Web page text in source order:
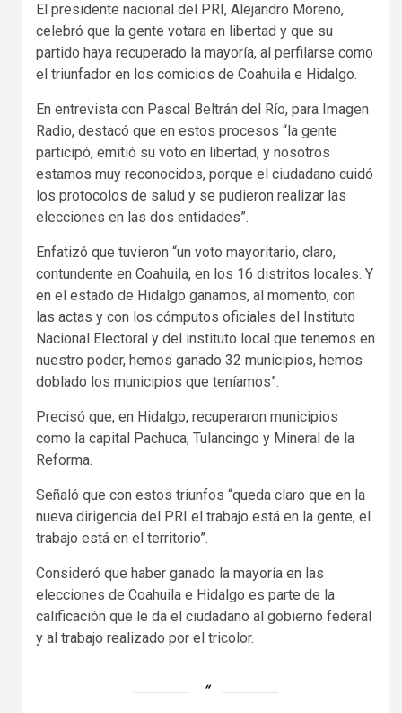
El presidente nacional del PRI, Alejandro Moreno,
celebró que la gente votara en libertad y que su
partido haya recuperado la mayoría, al perfilarse como
el triunfador en los comicios de Coahuila e Hidalgo.
En entrevista con Pascal Beltrán del Río, para Imagen
Radio, destacó que en estos procesos “la gente
participó, emitió su voto en libertad, y nosotros
estamos muy reconocidos, porque el ciudadano cuidó
los protocolos de salud y se pudieron realizar las
elecciones en las dos entidades”.
Enfatizó que tuvieron “un voto mayoritario, claro,
contundente en Coahuila, en los 16 distritos locales. Y
en el estado de Hidalgo ganamos, al momento, con
las actas y con los cómputos oficiales del Instituto
Nacional Electoral y del instituto local que tenemos en
nuestro poder, hemos ganado 32 municipios, hemos
doblado los municipios que teníamos”.
Precisó que, en Hidalgo, recuperaron municipios
como la capital Pachuca, Tulancingo y Mineral de la
Reforma.
Señaló que con estos triunfos “queda claro que en la
nueva dirigencia del PRI el trabajo está en la gente, el
trabajo está en el territorio”.
Consideró que haber ganado la mayoría en las
elecciones de Coahuila e Hidalgo es parte de la
calificación que le da el ciudadano al gobierno federal
y al trabajo realizado por el tricolor.